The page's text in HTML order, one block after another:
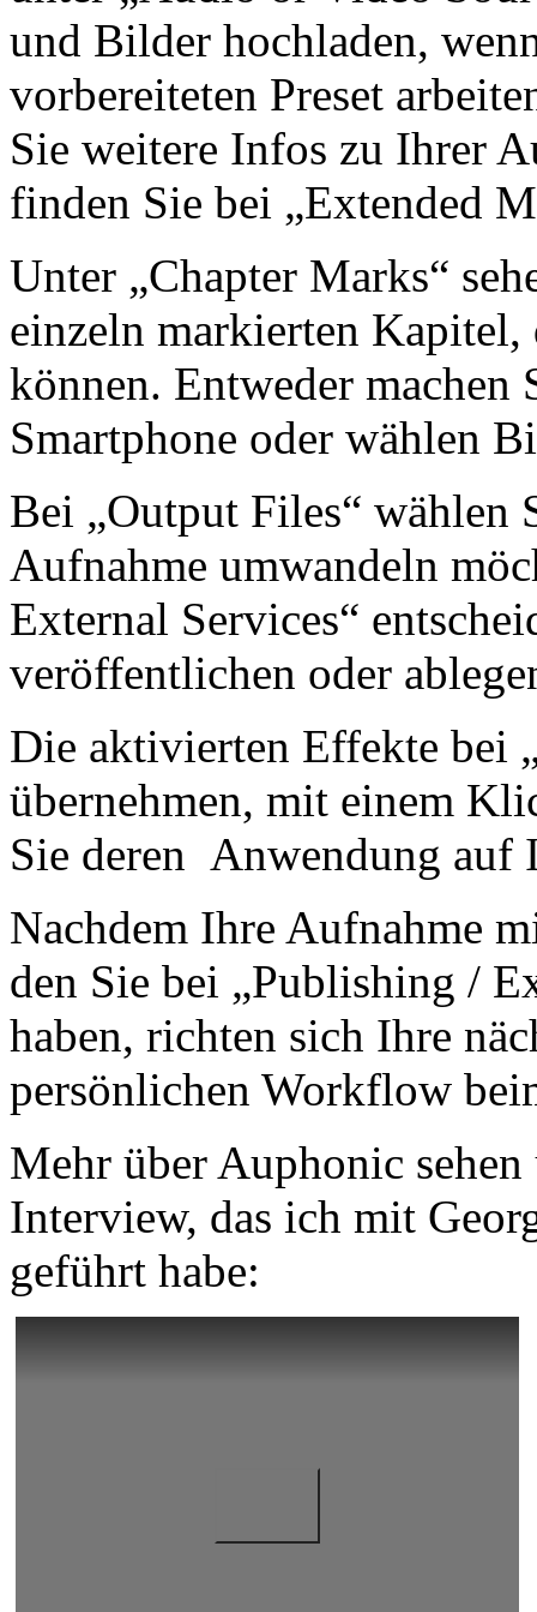
und Bilder hochladen,
vorbereiteten Preset
Sie weitere Infos zu Ihrer
finden Sie bei „Extended
Unter „Chapter Marks“
einzeln markierten Kapitel,
können. Entweder machen
Smartphone oder wählen
Bei „Output Files“ wählen
Aufnahme umwandeln
External Services“
veröffentlichen oder
Die aktivierten Effekte bei
übernehmen, mit einem
Sie deren Anwendung auf
Nachdem Ihre Aufnahme
den Sie bei „Publishing /
haben, richten sich Ihre
persönlichen Workflow
Mehr über Auphonic
Interview, das ich mit
geführt habe: